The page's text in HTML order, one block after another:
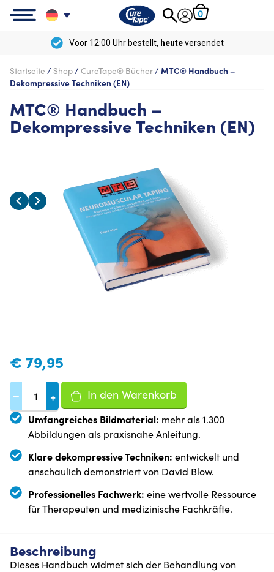
0
Voor 12:00 Uhr bestellt, heuteversendet
Startseite / Shop/ CureTape® Bücher/ MTC® Handbuch –
Dekompressive Techniken (EN)
MTC® Handbuch –
Dekompressive Techniken (EN)
€ 79,95
− + In den Warenkorb
Umfangreiches Bildmaterial: mehr als 1.300
Abbildungen als praxisnahe Anleitung.
Klare dekompressive Techniken: entwickelt und
anschaulich demonstriert von David Blow.
Professionelles Fachwerk: eine wertvolle Ressource
für Therapeuten und medizinische Fachkräfte.
Beschreibung
Dieses Handbuch widmet sich der Behandlung von